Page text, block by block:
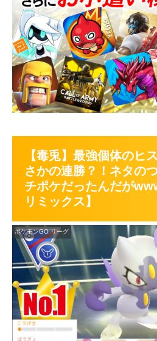
【毒兎】最強個体のヒ
さかの連勝？！ネタの
チポケだったんだが
リミックス】
ポケモンGO リーグ